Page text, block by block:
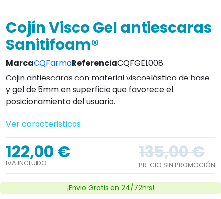
Cojín Visco Gel antiescaras
Sanitifoam®
MarcaCQFarmaReferenciaCQFGEL008
Cojin antiescaras con material viscoelástico de base
y gel de 5mm en superficie que favorece el
posicionamiento del usuario.
Ver caracteristicas
122,00 €
IVA INCLUIDO
135,00 €
PRECIO SIN PROMOCIÓN
¡Envio Gratis en 24/72hrs!